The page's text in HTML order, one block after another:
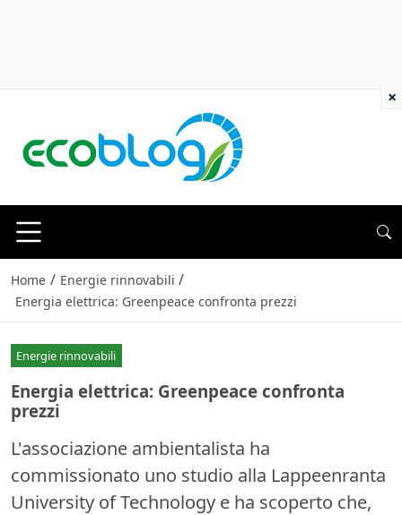
Home / Energie rinnovabili /
Energia elettrica: Greenpeace confronta prezzi
Energie rinnovabili
Energia elettrica: Greenpeace confronta
prezzi
L'associazione ambientalista ha
commissionato uno studio alla Lappeenranta
University of Technology e ha scoperto che,
×